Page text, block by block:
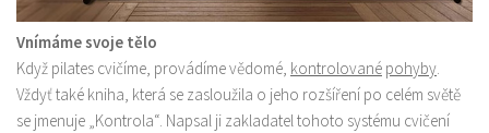
Vnímáme svoje tělo
Když pilates cvičíme, provádíme vědomé, kontrolované pohyby.
Vždyť také kniha, která se zasloužila o jeho rozšíření po celém světě
se jmenuje „Kontrola“. Napsal ji zakladatel tohoto systému cvičení